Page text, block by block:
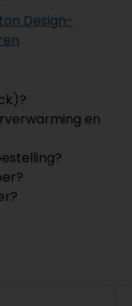
Design-
.
en